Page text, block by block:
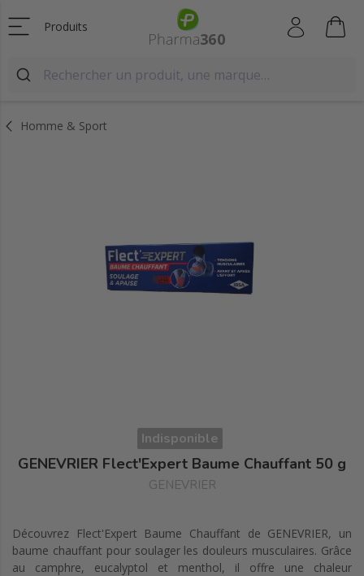
Produits
Homme & Sport
Indisponible
GENEVRIER Flect'Expert Baume Chauffant 50 g
GENEVRIER
Découvrez Flect'Expert Baume Chauffant de GENEVRIER, un
baume chauffant pour soulager les douleurs musculaires. Grâce
au camphre, eucalyptol et menthol, il offre une chaleur